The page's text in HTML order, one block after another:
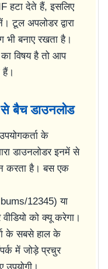
हटा देते हैं, इसलिए
टूल अपलोडर द्वारा
भी बनाए रखता है।
का विषय है तो आप
हैं।
से बैच डाउनलोड
के
डाउनलोडर इनमें से
करता है। बस एक
12345) या
को क्यू करेगा।
के सबसे हाल के
में जोड़े प्रचुर